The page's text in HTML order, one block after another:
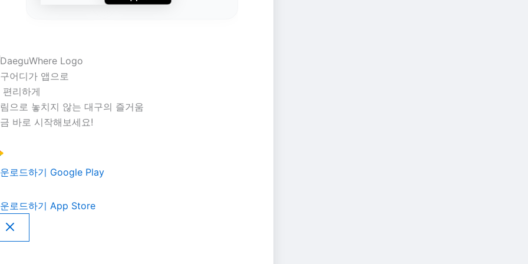
어디가 앱으로
편리하게
으로 놓치지 않는 대구의 즐거움
바로 시작해보세요!
로드하기 Google Play
로드하기 App Store